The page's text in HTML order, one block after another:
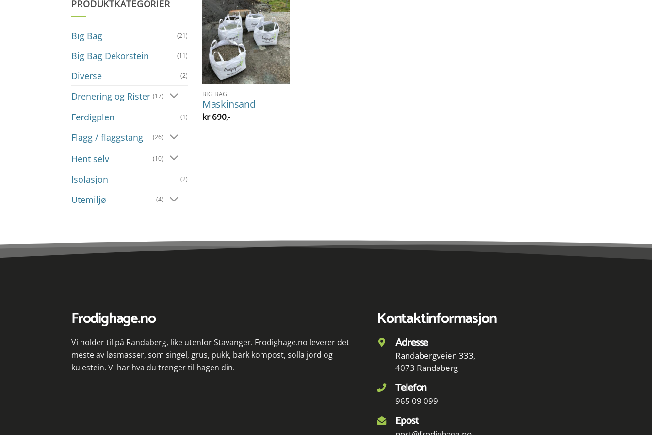
PRODUKTKATEGORIER
Big Bag (21)
Big Bag Dekorstein (11)
Diverse (2)
Drenering og Rister (17)
Ferdigplen (1)
Flagg / flaggstang (26)
Hent selv (10)
Isolasjon (2)
Utemiljø (4)
BIG BAG
Maskinsand
kr690,-
Frodighage.no
Vi holder til på Randaberg, like utenfor Stavanger. Frodighage.no leverer det
meste av løsmasser, som singel, grus, pukk, bark kompost, solla jord og
kulestein. Vi har hva du trenger til hagen din.
Kontaktinformasjon
Adresse
Randabergveien 333,
4073 Randaberg
Telefon
965 09 099
Epost